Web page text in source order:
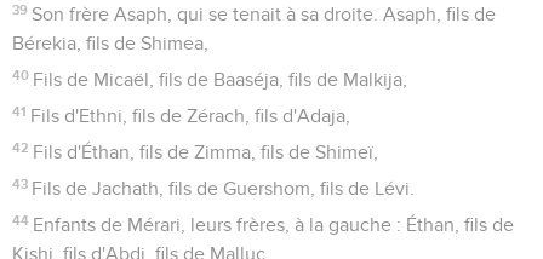
39 Son frère Asaph, qui se tenait à sa droite. Asaph, fils de
Bérekia, fils de Shimea,
40 Fils de Micaël, fils de Baaséja, fils de Malkija,
41 Fils d'Ethni, fils de Zérach, fils d'Adaja,
42 Fils d'Éthan, fils de Zimma, fils de Shimeï,
43 Fils de Jachath, fils de Guershom, fils de Lévi.
44 Enfants de Mérari, leurs frères, à la gauche : Éthan, fils de
Kishi, fils d'Abdi, fils de Malluc,